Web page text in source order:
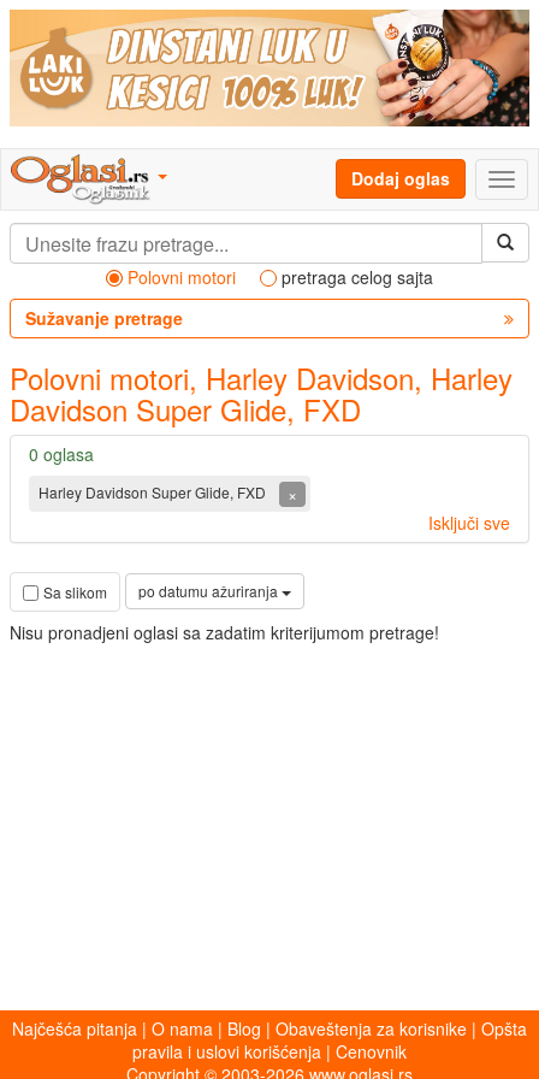
Dodaj oglas
Polovni motori
pretraga celog sajta
Sužavanje pretrage
Polovni motori, Harley Davidson, Harley
Davidson Super Glide, FXD
0 oglasa
Harley Davidson Super Glide, FXD
×
Isključi sve
Sa slikom po datumu ažuriranja
Nisu pronadjeni oglasi sa zadatim kriterijumom pretrage!
Najčešća pitanja | O nama | Blog | Obaveštenja za korisnike | Opšta
pravila i uslovi korišćenja | Cenovnik
Copyright © 2003-2026 www.oglasi.rs